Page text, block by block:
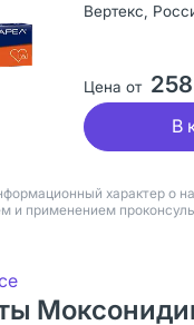
Вертекс,
Цена от 258
В
характер о
и применением